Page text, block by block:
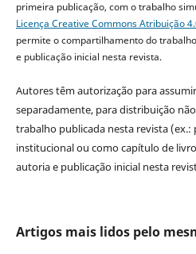
primeira publicação, com o trabalho
Licença Creative Commons Atribuição
permite o compartilhamento do
e publicação inicial nesta revista.
Autores têm autorização para
separadamente, para distribuição
trabalho publicada nesta revista
institucional ou como capítulo de
autoria e publicação inicial nesta
Artigos mais lidos pelo